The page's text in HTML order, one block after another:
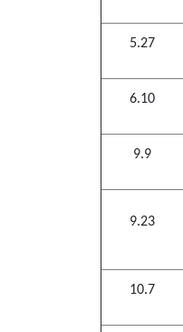
5.27
6.10
9.9
9.23
10.7